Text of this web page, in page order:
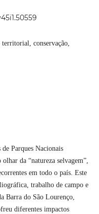
territorial, conservação,
Parques Nacionais
da “natureza selvagem”,
em todo o país. Este
trabalho de campo e
Barra do São Lourenço,
diferentes impactos